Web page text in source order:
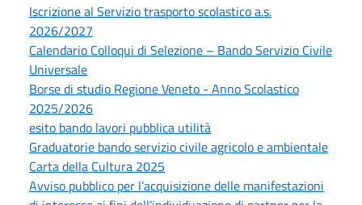
Iscrizione al Servizio trasporto scolastico a.s.
2026/2027
Calendario Colloqui di Selezione – Bando Servizio Civile
Universale
Borse di studio Regione Veneto - Anno Scolastico
2025/2026
esito bando lavori pubblica utilità
Graduatorie bando servizio civile agricolo e ambientale
Carta della Cultura 2025
Avviso pubblico per l’acquisizione delle manifestazioni